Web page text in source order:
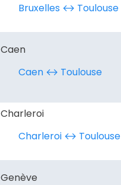
Bruxelles ↔︎ Toulouse
Caen
Caen ↔︎ Toulouse
Charleroi
Charleroi ↔︎ Toulouse
Genève